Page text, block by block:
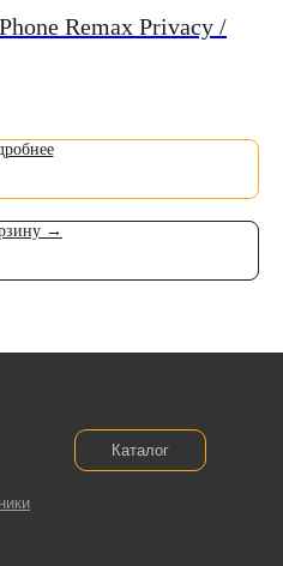
Remax Privacy /
→
Каталог